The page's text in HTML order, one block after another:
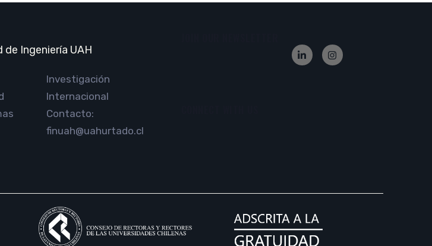
de Ingeniería UAH
Investigación
Internacional
Contacto:
finuah@uahurtado.cl